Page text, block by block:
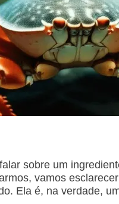
sobre um
vamos
Ela é, na verdade,